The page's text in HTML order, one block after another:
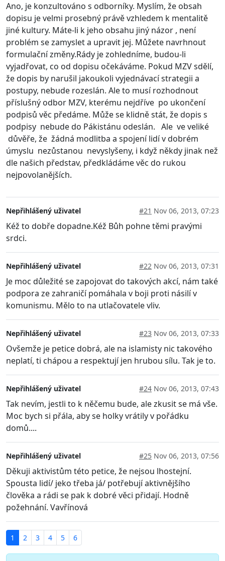
Ano, je konzultováno s odborníky. Myslím, že obsah
dopisu je velmi prosebný právě vzhledem k mentalitě
jiné kultury. Máte-li k jeho obsahu jiný názor , není
problém se zamyslet a upravit jej. Můžete navrhnout
formulační změny.Rády je zohledníme, budou-li
vyjadřovat, co od dopisu očekáváme. Pokud MZV sdělí,
že dopis by narušil jakoukoli vyjednávací strategii a
postupy, nebude rozeslán. Ale to musí rozhodnout
příslušný odbor MZV, kterému nejdříve po ukončení
podpisů věc předáme. Může se klidně stát, že dopis s
podpisy nebude do Pákistánu odeslán. Ale ve veliké
důvěře, že žádná modlitba a spojení lidí v dobrém
úmyslu nezůstanou nevyslyšeny, i když někdy jinak než
dle našich představ, předkládáme věc do rukou
nejpovolanějších.
Nepřihlášený uživatel #21 Nov 06, 2013, 07:23
Kéž to dobře dopadne.Kéž Bůh pohne těmi pravými
srdci.
Nepřihlášený uživatel #22 Nov 06, 2013, 07:31
Je moc důležité se zapojovat do takových akcí, nám také
podpora ze zahraničí pomáhala v boji proti násilí v
komunismu. Mělo to na utlačovatele vliv.
Nepřihlášený uživatel #23 Nov 06, 2013, 07:33
Ovšemže je petice dobrá, ale na islamisty nic takového
neplatí, ti chápou a respektují jen hrubou sílu. Tak je to.
Nepřihlášený uživatel #24 Nov 06, 2013, 07:43
Tak nevím, jestli to k něčemu bude, ale zkusit se má vše.
Moc bych si přála, aby se holky vrátily v pořádku
domů....
Nepřihlášený uživatel #25 Nov 06, 2013, 07:56
Děkuji aktivistům této petice, že nejsou lhostejní.
Spousta lidí/ jeko třeba já/ potřebují aktivnějšího
člověka a rádi se pak k dobré věci přidají. Hodně
požehnání. Vavřínová
1 2 3 4 5 6